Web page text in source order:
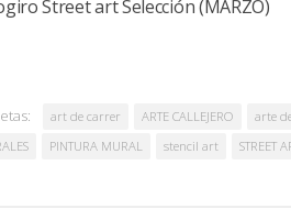
Street art Selección (MARZO)
art de carrer ARTE CALLEJERO arte
PINTURA MURAL stencil art STREET